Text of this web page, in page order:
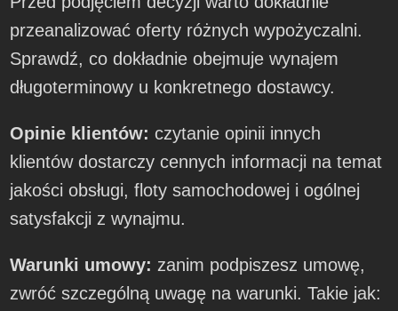
przeanalizować oferty różnych wypożyczalni.
Sprawdź, co dokładnie obejmuje wynajem
długoterminowy u konkretnego dostawcy.
Opinie klientów:czytanie opinii innych
klientów dostarczy cennych informacji na temat
jakości obsługi, floty samochodowej i ogólnej
satysfakcji z wynajmu.
Warunki umowy: zanim podpiszesz umowę,
zwróć szczególną uwagę na warunki. Takie jak: